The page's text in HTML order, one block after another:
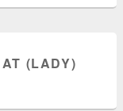
(LADY)